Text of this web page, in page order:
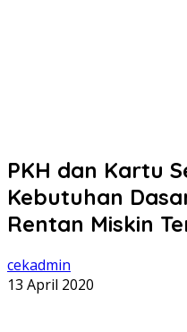
PKH dan Kartu
Kebutuhan
Rentan Miskin
cekadmin
13 April 2020